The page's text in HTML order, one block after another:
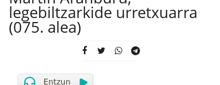
legebiltzarkide urretxuarra
(075. alea)